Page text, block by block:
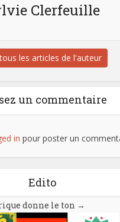
Clerfeuille
les articles de l'auteur
un commentaire
in pour poster un
Edito
donne le ton →